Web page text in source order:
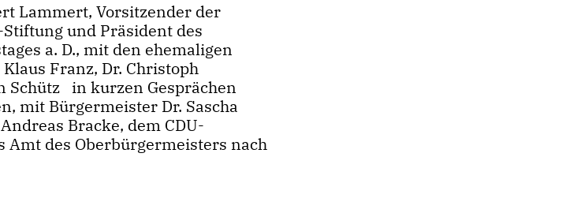
Lammert, Vorsitzender der
und Präsident des
a. D., mit den ehemaligen
Franz, Dr. Christoph
Schütz in kurzen Gesprächen
mit Bürgermeister Dr. Sascha
Bracke, dem CDU-
Amt des Oberbürgermeisters nach